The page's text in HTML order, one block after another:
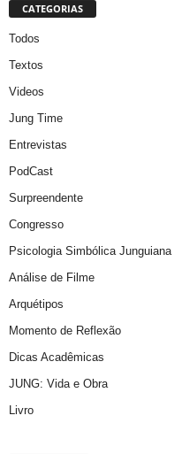
CATEGORIAS
Todos
Textos
Videos
Jung Time
Entrevistas
PodCast
Surpreendente
Congresso
Psicologia Simbólica Junguiana
Análise de Filme
Arquétipos
Momento de Reflexão
Dicas Acadêmicas
JUNG: Vida e Obra
Livro